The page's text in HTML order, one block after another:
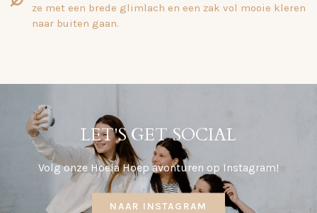
ze met een brede glimlach en een zak vol mooie kleren
naar buiten gaan.
LET'S GET SOCIAL
Volg onze Hoela Hoep avonturen op Instagram!
NAAR INSTAGRAM